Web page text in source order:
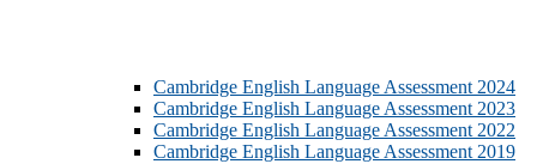
Cambridge English Language Assessment 2024
Cambridge English Language Assessment 2023
Cambridge English Language Assessment 2022
Cambridge English Language Assessment 2019